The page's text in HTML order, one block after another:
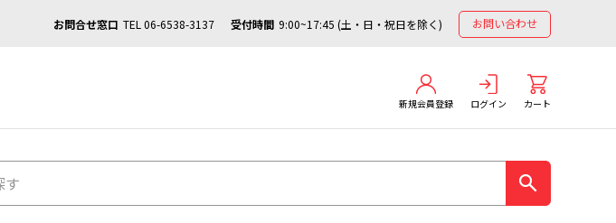
お問合せ窓口 TEL 06-6538-3137 受付時間 9:00~17:45 (土・日・祝日を除く) お問い合わせ
新規会員登録 ログイン カート